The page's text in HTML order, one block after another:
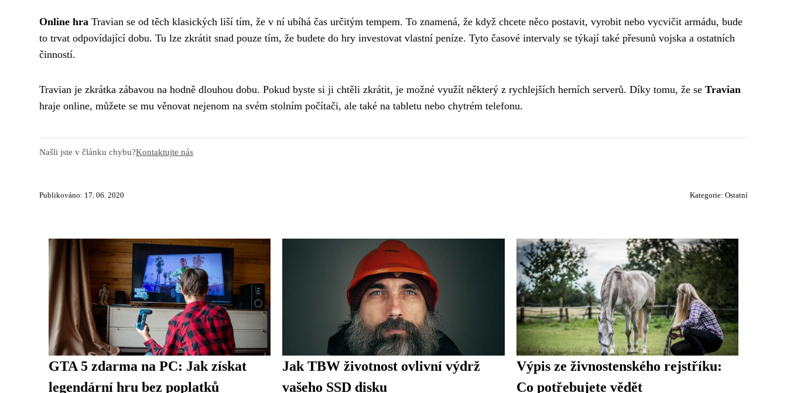
Online hra Travian se od těch klasických liší tím, že v ní ubíhá čas určitým tempem. To znamená, že když chcete něco postavit, vyrobit nebo vycvičit armádu, bude
to trvat odpovídající dobu. Tu lze zkrátit snad pouze tím, že budete do hry investovat vlastní peníze. Tyto časové intervaly se týkají také přesunů vojska a ostatních
činností.
Travian je zkrátka zábavou na hodně dlouhou dobu. Pokud byste si ji chtěli zkrátit, je možné využít některý z rychlejších herních serverů. Díky tomu, že se Travian
hraje online, můžete se mu věnovat nejenom na svém stolním počítači, ale také na tabletu nebo chytrém telefonu.
Našli jste v článku chybu?Kontaktujte nás
Publikováno: 17. 06. 2020 Kategorie: Ostatní
GTA 5 zdarma na PC: Jak získat
legendární hru bez poplatků
Jak TBW životnost ovlivní výdrž
vašeho SSD disku
Výpis ze živnostenského rejstříku:
Co potřebujete vědět